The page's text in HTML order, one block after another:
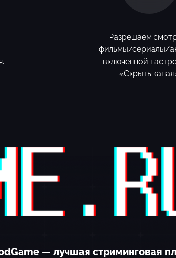
Разрешаем
фильмы/сериалы/
включенной
«Скрыть
— лучшая стриминговая